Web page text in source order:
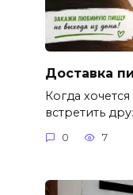
Доставка
Когда
встретить
0 7